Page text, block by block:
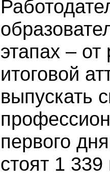
этапах –
итоговой
выпускать
первого
стоят 1 339